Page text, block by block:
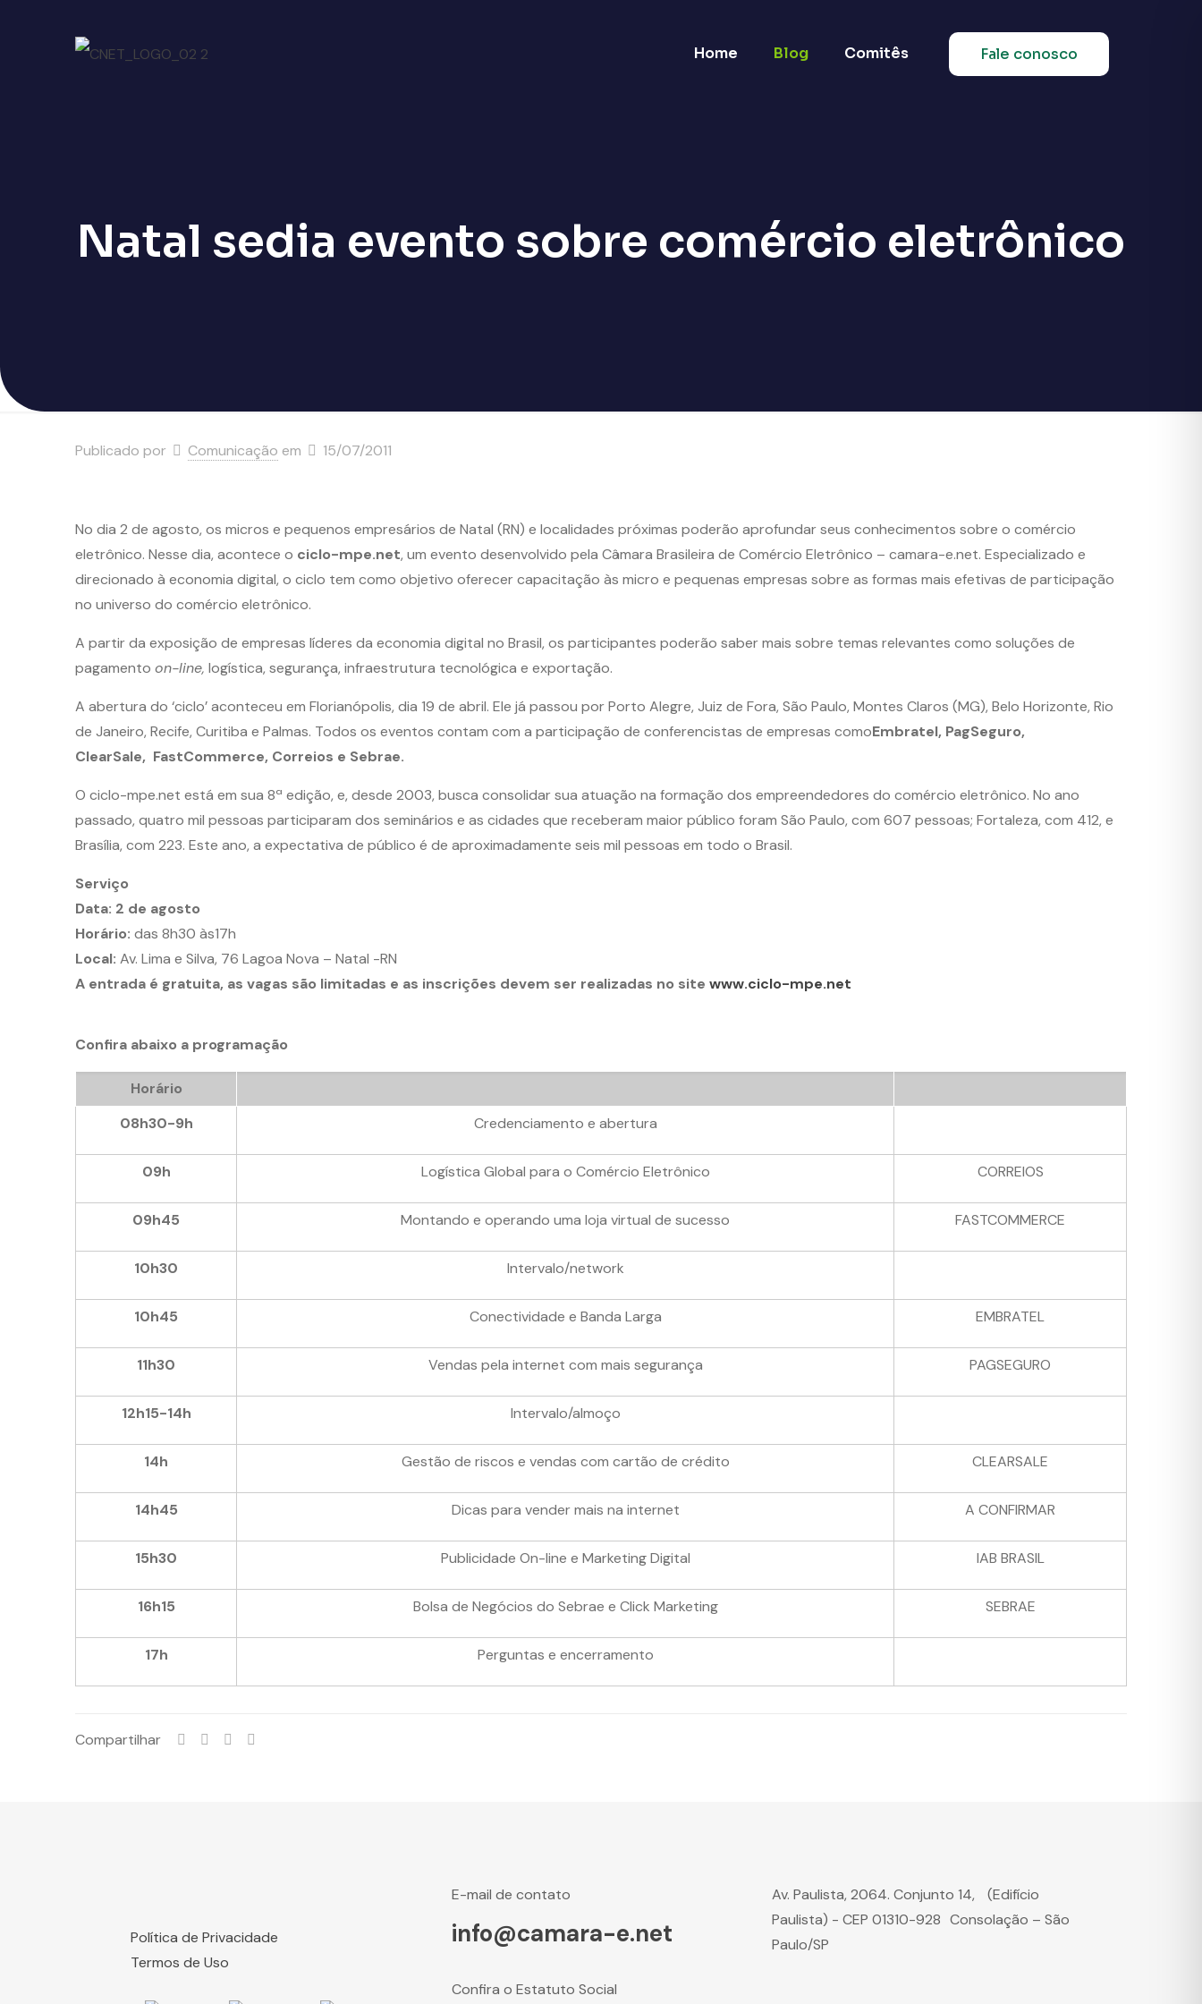
Home Blog Comitês Fale conosco
Natal sedia evento sobre comércio eletrônico
Publicado por Comunicação em 15/07/2011
No dia 2 de agosto, os micros e pequenos empresários de Natal (RN) e localidades próximas poderão aprofundar seus conhecimentos sobre o comércio
eletrônico. Nesse dia, acontece o ciclo-mpe.net, um evento desenvolvido pela Câmara Brasileira de Comércio Eletrônico – camara-e.net. Especializado e
direcionado à economia digital, o ciclo tem como objetivo oferecer capacitação às micro e pequenas empresas sobre as formas mais efetivas de participação
no universo do comércio eletrônico.
A partir da exposição de empresas líderes da economia digital no Brasil, os participantes poderão saber mais sobre temas relevantes como soluções de
pagamento on-line, logística, segurança, infraestrutura tecnológica e exportação.
A abertura do ‘ciclo’ aconteceu em Florianópolis, dia 19 de abril. Ele já passou por Porto Alegre, Juiz de Fora, São Paulo, Montes Claros (MG), Belo Horizonte, Rio
de Janeiro, Recife, Curitiba e Palmas. Todos os eventos contam com a participação de conferencistas de empresas comoEmbratel, PagSeguro,
ClearSale, FastCommerce, Correios e Sebrae.
O ciclo-mpe.net está em sua 8ª edição, e, desde 2003, busca consolidar sua atuação na formação dos empreendedores do comércio eletrônico. No ano
passado, quatro mil pessoas participaram dos seminários e as cidades que receberam maior público foram São Paulo, com 607 pessoas; Fortaleza, com 412, e
Brasília, com 223. Este ano, a expectativa de público é de aproximadamente seis mil pessoas em todo o Brasil.
Serviço
Data: 2 de agosto
Horário: das 8h30 às17h
Local: Av. Lima e Silva, 76 Lagoa Nova – Natal -RN
A entrada é gratuita, as vagas são limitadas e as inscrições devem ser realizadas no site www.ciclo-mpe.net
Confira abaixo a programação
Horário
08h30-9h
Credenciamento e abertura
09h Logística Global para o Comércio Eletrônico CORREIOS
09h45 Montando e operando uma loja virtual de sucesso FASTCOMMERCE
10h30 Intervalo/network
10h45 Conectividade e Banda Larga EMBRATEL
11h30 Vendas pela internet com mais segurança PAGSEGURO
12h15-14h Intervalo/almoço
14h Gestão de riscos e vendas com cartão de crédito CLEARSALE
14h45 Dicas para vender mais na internet A CONFIRMAR
15h30 Publicidade On-line e Marketing Digital IAB BRASIL
16h15 Bolsa de Negócios do Sebrae e Click Marketing SEBRAE
17h Perguntas e encerramento
Compartilhar
Política de Privacidade
Termos de Uso
E-mail de contato
info@camara-e.net
Confira o Estatuto Social
Av. Paulista, 2064. Conjunto 14, (Edifício
Paulista) - CEP 01310-928 Consolação – São
Paulo/SP